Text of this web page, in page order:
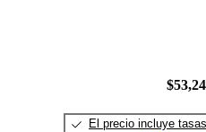
El precio incluye tasas